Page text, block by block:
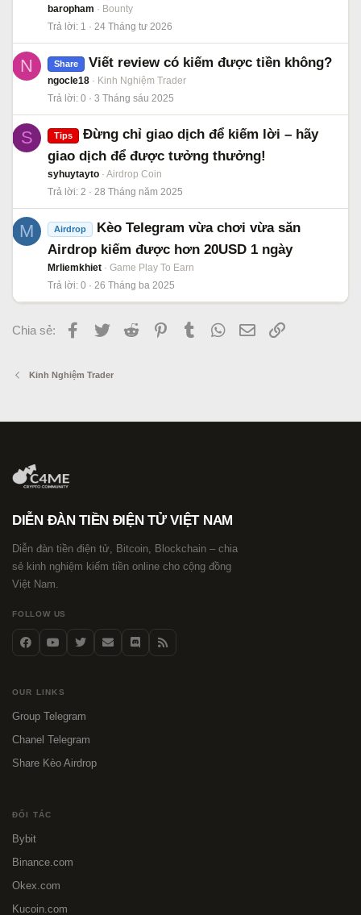
baropham
Bounty
Trả lời 1 24 Tháng tư 2026
N Share Viết review có kiếm được tiền không?
ngocle18
Kinh Nghiệm Trader
Trả lời 0 3 Tháng sáu 2025
S Tips
Đừng chỉ giao dịch để kiếm lời – hãy
giao dịch để được tưởng thưởng!
syhuytayto
Airdrop Coin
Trả lời 2 28 Tháng năm 2025
M Airdrop
Kèo Telegram vừa chơi vừa săn
Airdrop kiếm được hơn 20USD 1 ngày
Mrliemkhiet
Game Play To Earn
Trả lời 0 26 Tháng ba 2025
Chia sẻ: Facebook
Twitter Reddit PinterestTumblr WhatsApp
Email
Kinh Nghiệm Trader
DIỄN ĐÀN TIỀN ĐIỆN TỬ VIỆT NAM
Diễn đàn tiền điện tử, Bitcoin, Blockchain – chia
sẻ kinh nghiệm kiếm tiền online cho cộng đồng
Việt Nam.
FOLLOW US
OUR LINKS
Group Telegram
Chanel Telegram
Share Kèo Airdrop
ĐỐI TÁC
Bybit
Binance.com
Okex.com
Kucoin.com